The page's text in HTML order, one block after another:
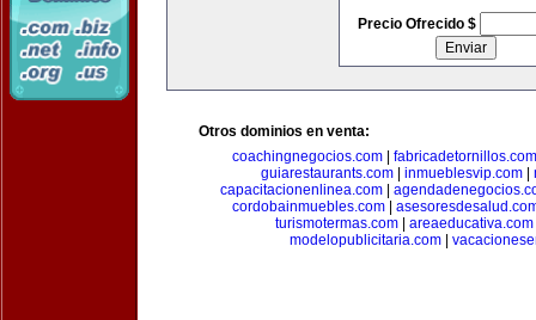
Precio Ofrecido $
Otros dominios en venta:
coachingnegocios.com| fabricadetornillos.com
guiarestaurants.com| inmueblesvip.com|
capacitacionenlinea.com|
cordobainmuebles.com
turismotermas.com| areaeducativa.com
modelopublicitaria.com